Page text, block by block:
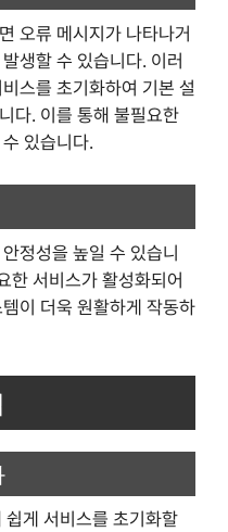
오류 메시지가 나타나거
생할 수 있습니다. 이러
스를 초기화하여 기본 설
다. 이를 통해 불필요한
있습니다.
정성을 높일 수 있습니
한 서비스가 활성화되어
이 더욱 원활하게 작동하
쉽게 서비스를 초기화할